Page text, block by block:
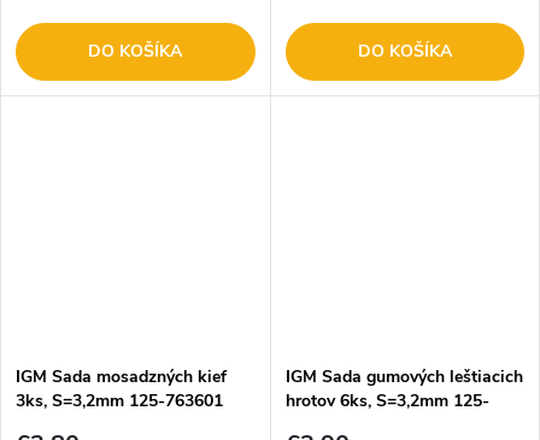
DO KOŠÍKA DO KOŠÍKA
IGM Sada mosadzných kief
3ks, S=3,2mm 125-763601
IGM Sada gumových leštiacich
hrotov 6ks, S=3,2mm 125-